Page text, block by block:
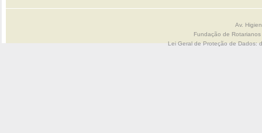
Av.
Fundação de
Lei Geral de Proteção de Dados: